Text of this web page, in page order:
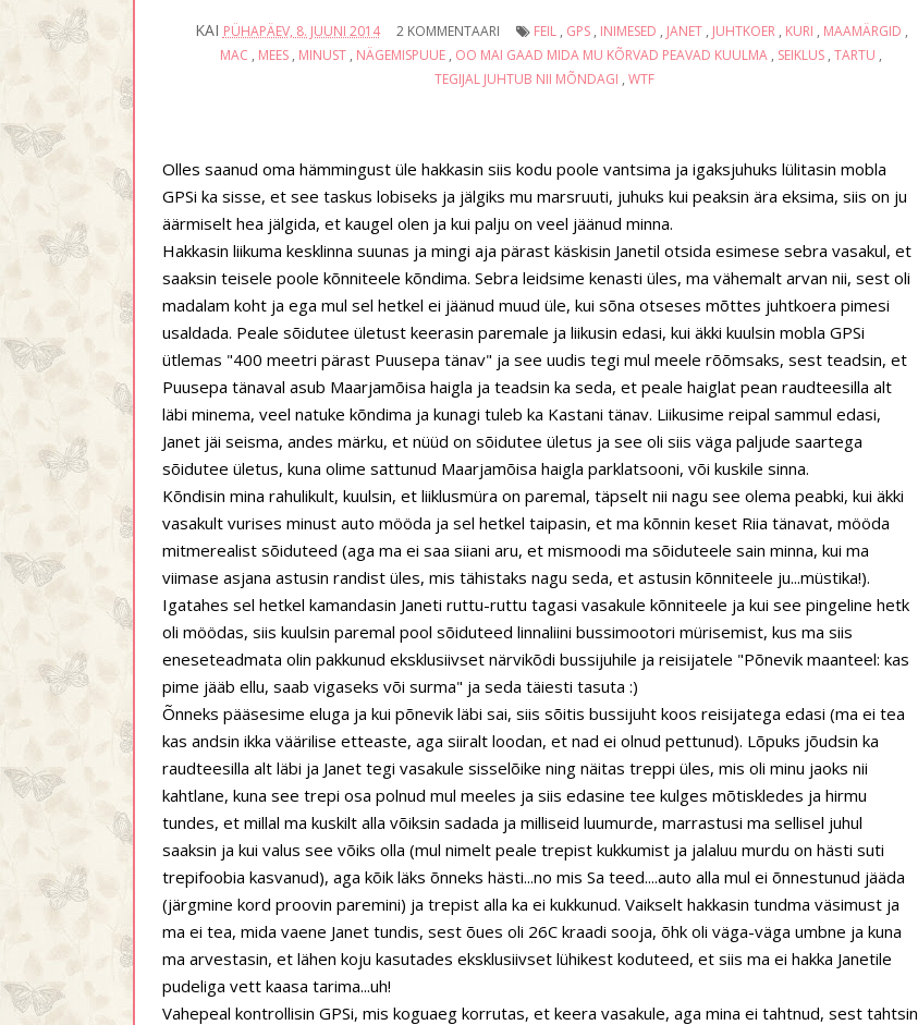
KAI PÜHAPÄEV, 8. JUUNI 2014 2 KOMMENTAARI FEIL, GPS, INIMESED , JANET, JUHTKOER, KURI , MAAMÄRGID ,
MAC , MEES , MINUST , NÄGEMISPUUE , OO MAI GAAD MIDA MU KÕRVAD PEAVAD KUULMA , SEIKLUS , TARTU ,
TEGIJAL JUHTUB NII MÕNDAGI , WTF
Olles saanud oma hämmingust üle hakkasin siis kodu poole vantsima ja igaksjuhuks lülitasin mobla
GPSi ka sisse, et see taskus lobiseks ja jälgiks mu marsruuti, juhuks kui peaksin ära eksima, siis on ju
äärmiselt hea jälgida, et kaugel olen ja kui palju on veel jäänud minna.
Hakkasin liikuma kesklinna suunas ja mingi aja pärast käskisin Janetil otsida esimese sebra vasakul, et
saaksin teisele poole kõnniteele kõndima. Sebra leidsime kenasti üles, ma vähemalt arvan nii, sest oli
madalam koht ja ega mul sel hetkel ei jäänud muud üle, kui sõna otseses mõttes juhtkoera pimesi
usaldada. Peale sõidutee ületust keerasin paremale ja liikusin edasi, kui äkki kuulsin mobla GPSi
ütlemas "400 meetri pärast Puusepa tänav" ja see uudis tegi mul meele rõõmsaks, sest teadsin, et
Puusepa tänaval asub Maarjamõisa haigla ja teadsin ka seda, et peale haiglat pean raudteesilla alt
läbi minema, veel natuke kõndima ja kunagi tuleb ka Kastani tänav. Liikusime reipal sammul edasi,
Janet jäi seisma, andes märku, et nüüd on sõidutee ületus ja see oli siis väga paljude saartega
sõidutee ületus, kuna olime sattunud Maarjamõisa haigla parklatsooni, või kuskile sinna.
Kõndisin mina rahulikult, kuulsin, et liiklusmüra on paremal, täpselt nii nagu see olema peabki, kui äkki
vasakult vurises minust auto mööda ja sel hetkel taipasin, et ma kõnnin keset Riia tänavat, mööda
mitmerealist sõiduteed (aga ma ei saa siiani aru, et mismoodi ma sõiduteele sain minna, kui ma
viimase asjana astusin randist üles, mis tähistaks nagu seda, et astusin kõnniteele ju...müstika!).
Igatahes sel hetkel kamandasin Janeti ruttu-ruttu tagasi vasakule kõnniteele ja kui see pingeline hetk
oli möödas, siis kuulsin paremal pool sõiduteed linnaliini bussimootori mürisemist, kus ma siis
eneseteadmata olin pakkunud eksklusiivset närvikõdi bussijuhile ja reisijatele "Põnevik maanteel: kas
pime jääb ellu, saab vigaseks või surma" ja seda täiesti tasuta :)
Õnneks pääsesime eluga ja kui põnevik läbi sai, siis sõitis bussijuht koos reisijatega edasi (ma ei tea
kas andsin ikka väärilise etteaste, aga siiralt loodan, et nad ei olnud pettunud). Lõpuks jõudsin ka
raudteesilla alt läbi ja Janet tegi vasakule sisselõike ning näitas treppi üles, mis oli minu jaoks nii
kahtlane, kuna see trepi osa polnud mul meeles ja siis edasine tee kulges mõtiskledes ja hirmu
tundes, et millal ma kuskilt alla võiksin sadada ja milliseid luumurde, marrastusi ma sellisel juhul
saaksin ja kui valus see võiks olla (mul nimelt peale trepist kukkumist ja jalaluu murdu on hästi suti
trepifoobia kasvanud), aga kõik läks õnneks hästi...no mis Sa teed....auto alla mul ei õnnestunud jääda
(järgmine kord proovin paremini) ja trepist alla ka ei kukkunud. Vaikselt hakkasin tundma väsimust ja
ma ei tea, mida vaene Janet tundis, sest õues oli 26C kraadi sooja, õhk oli väga-väga umbne ja kuna
ma arvestasin, et lähen koju kasutades eksklusiivset lühikest koduteed, et siis ma ei hakka Janetile
pudeliga vett kaasa tarima...uh!
Vahepeal kontrollisin GPSi, mis koguaeg korrutas, et keera vasakule, aga mina ei tahtnud, sest tahtsin